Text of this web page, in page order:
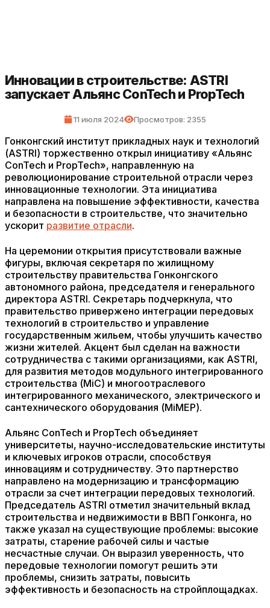
Инновации в строительстве: ASTRI
запускает Альянс ConTech и PropTech
11 июля 2024 Просмотров: 2355
Гонконгский институт прикладных наук и технологий
(ASTRI) торжественно открыл инициативу «Альянс
ConTech и PropTech», направленную на
революционирование строительной отрасли через
инновационные технологии. Эта инициатива
направлена на повышение эффективности, качества
и безопасности в строительстве, что значительно
ускорит развитие отрасли.
На церемонии открытия присутствовали важные
фигуры, включая секретаря по жилищному
строительству правительства Гонконгского
автономного района, председателя и генерального
директора ASTRI. Секретарь подчеркнула, что
правительство привержено интеграции передовых
технологий в строительство и управление
государственным жильем, чтобы улучшить качество
жизни жителей. Акцент был сделан на важности
сотрудничества с такими организациями, как ASTRI,
для развития методов модульного интегрированного
строительства (MiC) и многоотраслевого
интегрированного механического, электрического и
сантехнического оборудования (MiMEP).
Альянс ConTech и PropTech объединяет
университеты, научно-исследовательские институты
и ключевых игроков отрасли, способствуя
инновациям и сотрудничеству. Это партнерство
направлено на модернизацию и трансформацию
отрасли за счет интеграции передовых технологий.
Председатель ASTRI отметил значительный вклад
строительства и недвижимости в ВВП Гонконга, но
также указал на существующие проблемы: высокие
затраты, старение рабочей силы и частые
несчастные случаи. Он выразил уверенность, что
передовые технологии помогут решить эти
проблемы, снизить затраты, повысить
эффективность и безопасность на стройплощадках.